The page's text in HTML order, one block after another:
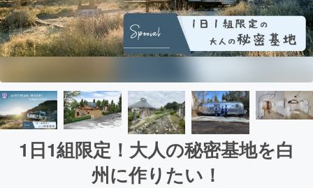
1日1組限定！大人の秘密基地を白
州に作りたい！